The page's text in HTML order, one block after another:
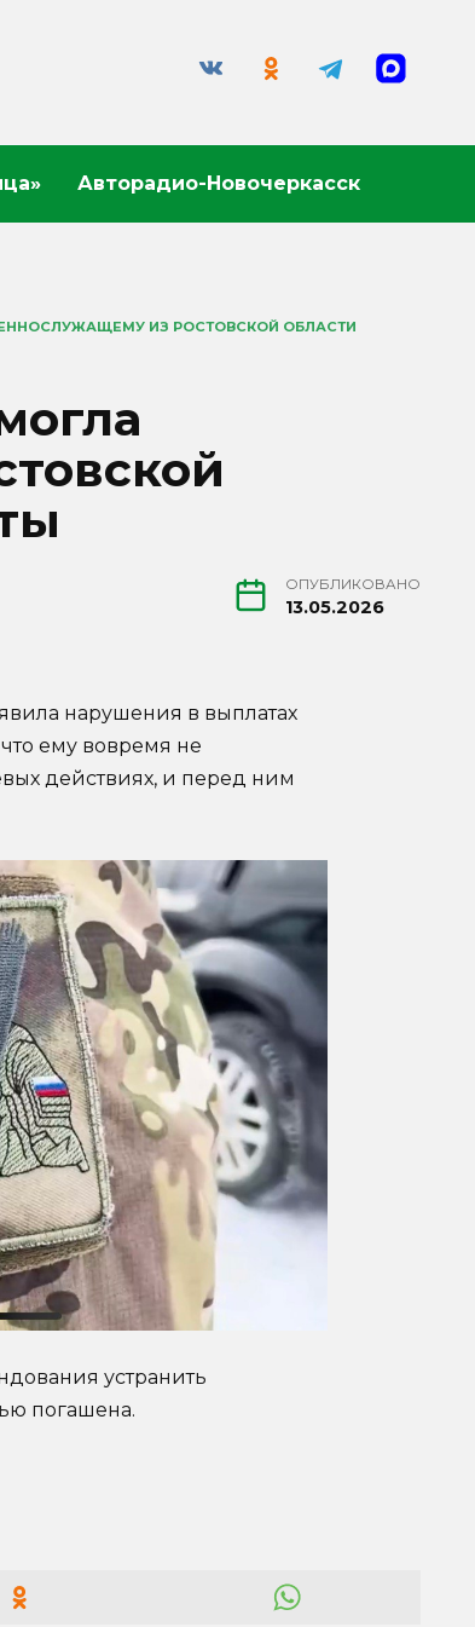
Авторадио-Новочеркасск
ИЗ РОСТОВСКОЙ ОБЛАСТИ
ОПУБЛИКОВАНО
13.05.2026
нарушения в выплатах
ему вовремя не
действиях, и перед ним
устранить
погашена.